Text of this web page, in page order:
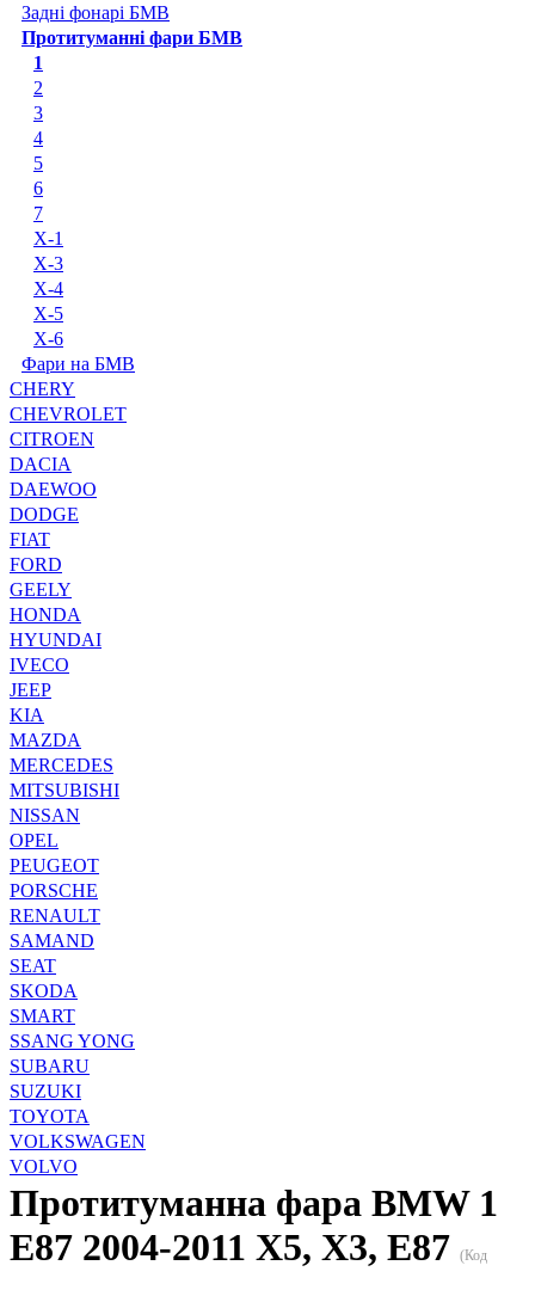
Задні фонарі БМВ
Протитуманні фари БМВ
1
2
3
4
5
6
7
X-1
X-3
X-4
X-5
X-6
Фари на БМВ
CHERY
CHEVROLET
CITROEN
DACIA
DAEWOO
DODGE
FIAT
FORD
GEELY
HONDA
HYUNDAI
IVECO
JEEP
KIA
MAZDA
MERCEDES
MITSUBISHI
NISSAN
OPEL
PEUGEOT
PORSCHE
RENAULT
SAMAND
SEAT
SKODA
SMART
SSANG YONG
SUBARU
SUZUKI
TOYOTA
VOLKSWAGEN
VOLVO
Протитуманна фара BMW 1
E87 2004-2011 X5, X3, E87 (Код